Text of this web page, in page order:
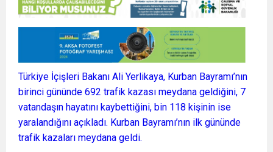
Türkiye İçişleri Bakanı Ali Yerlikaya, Kurban Bayramı’nın
birinci gününde 692 trafik kazası meydana geldiğini, 7
vatandaşın hayatını kaybettiğini, bin 118 kişinin ise
yaralandığını açıkladı. Kurban Bayramı’nın ilk gününde
trafik kazaları meydana geldi.